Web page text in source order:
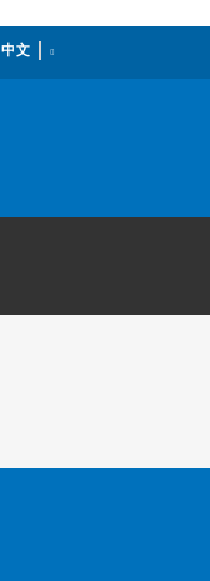
中文